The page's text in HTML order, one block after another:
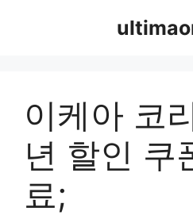
이케아 코
년 할인 쿠
료;